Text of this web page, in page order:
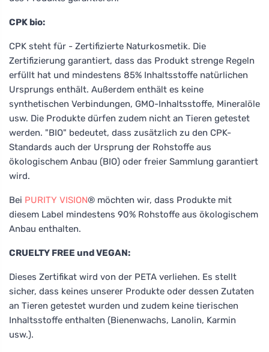
CPK bio:
CPK steht für - Zertifizierte Naturkosmetik. Die
Zertifizierung garantiert, dass das Produkt strenge Regeln
erfüllt hat und mindestens 85% Inhaltsstoffe natürlichen
Ursprungs enthält. Außerdem enthält es keine
synthetischen Verbindungen, GMO-Inhaltsstoffe, Mineralöle
usw. Die Produkte dürfen zudem nicht an Tieren getestet
werden. "BIO" bedeutet, dass zusätzlich zu den CPK-
Standards auch der Ursprung der Rohstoffe aus
ökologischem Anbau (BIO) oder freier Sammlung garantiert
wird.
Bei PURITY VISION® möchten wir, dass Produkte mit
diesem Label mindestens 90% Rohstoffe aus ökologischem
Anbau enthalten.
CRUELTY FREE und VEGAN:
Dieses Zertifikat wird von der PETA verliehen. Es stellt
sicher, dass keines unserer Produkte oder dessen Zutaten
an Tieren getestet wurden und zudem keine tierischen
Inhaltsstoffe enthalten (Bienenwachs, Lanolin, Karmin
usw.).